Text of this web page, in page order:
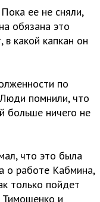
ее не сняли,
обязана это
какой капкан он
по
помнили, что
больше ничего не
что это была
о работе Кабмина,
только пойдет
Тимошенко и